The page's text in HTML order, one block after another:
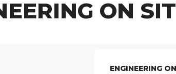
ON
ENGINEERING